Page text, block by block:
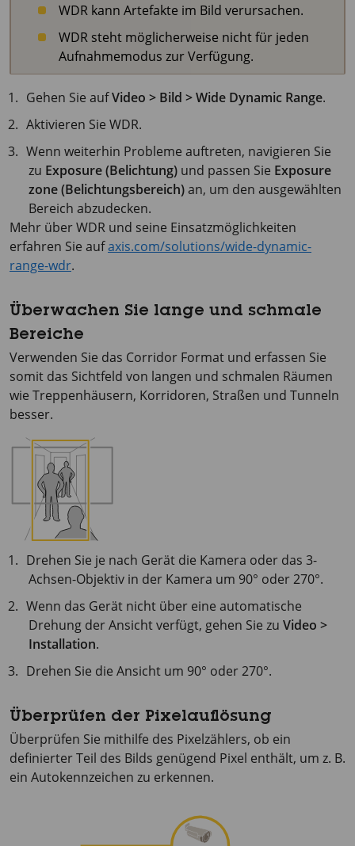
WDR kann Artefakte im Bild verursachen.
WDR steht möglicherweise nicht für jeden
Aufnahmemodus zur Verfügung.
Gehen Sie aufVideo > Bild > Wide Dynamic Range.
Aktivieren Sie WDR.
Wenn weiterhin Probleme auftreten, navigieren Sie
zu Exposure (Belichtung) und passen Sie Exposure
zone (Belichtungsbereich)an, um den ausgewählten
Bereich abzudecken.
Mehr über WDR und seine Einsatzmöglichkeiten
erfahren Sie aufaxis.com/solutions/wide-dynamic-
range-wdr.
Überwachen Sie lange und schmale
Bereiche
Verwenden Sie das Corridor Format und erfassen Sie
somit das Sichtfeld von langen und schmalen Räumen
wie Treppenhäusern, Korridoren, Straßen und Tunneln
besser.
Drehen Sie je nach Gerät die Kamera oder das 3-
Achsen-Objektiv in der Kamera um 90° oder 270°.
Wenn das Gerät nicht über eine automatische
Drehung der Ansicht verfügt, gehen Sie zu Video >
Installation.
Drehen Sie die Ansicht um 90° oder 270°.
Überprüfen der Pixelauflösung
Überprüfen Sie mithilfe des Pixelzählers, ob ein
definierter Teil des Bilds genügend Pixel enthält, um z. B.
ein Autokennzeichen zu erkennen.